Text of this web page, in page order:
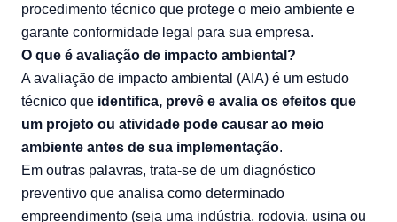
procedimento técnico que protege o meio ambiente e
garante conformidade legal para sua empresa.
O que é avaliação de impacto ambiental?
A avaliação de impacto ambiental (AIA) é um estudo
técnico que identifica, prevê e avalia os efeitos que
um projeto ou atividade pode causar ao meio
ambiente antes de sua implementação.
Em outras palavras, trata-se de um diagnóstico
preventivo que analisa como determinado
empreendimento (seja uma indústria, rodovia, usina ou